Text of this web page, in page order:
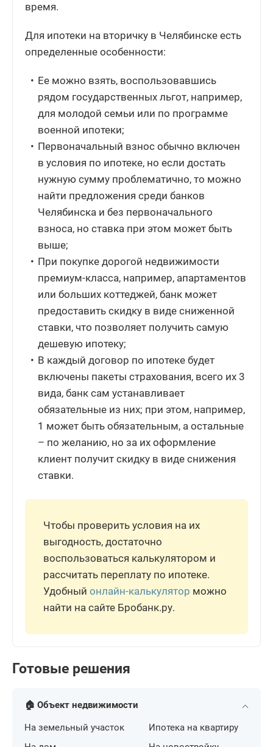
время.
Для ипотеки на вторичку в Челябинске есть
определенные особенности:
Ее можно взять, воспользовавшись
рядом государственных льгот, например,
для молодой семьи или по программе
военной ипотеки;
Первоначальный взнос обычно включен
в условия по ипотеке, но если достать
нужную сумму проблематично, то можно
найти предложения среди банков
Челябинска и без первоначального
взноса, но ставка при этом может быть
выше;
При покупке дорогой недвижимости
премиум-класса, например, апартаментов
или больших коттеджей, банк может
предоставить скидку в виде сниженной
ставки, что позволяет получить самую
дешевую ипотеку;
В каждый договор по ипотеке будет
включены пакеты страхования, всего их 3
вида, банк сам устанавливает
обязательные из них; при этом, например,
1 может быть обязательным, а остальные
– по желанию, но за их оформление
клиент получит скидку в виде снижения
ставки.
Чтобы проверить условия на их
выгодность, достаточно
воспользоваться калькулятором и
рассчитать переплату по ипотеке.
Удобный онлайн-калькулятор можно
найти на сайте Бробанк.ру.
Готовые решения
🏠 Объект недвижимости
На земельный участок
Ипотека на квартиру